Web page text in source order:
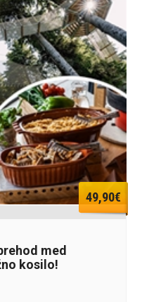
49,90€
med
kosilo!